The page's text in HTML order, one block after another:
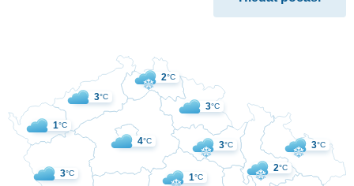
1°C
3°C
2°C
3°C
2°C
3°C
3°C
4°C
3°C
1°C